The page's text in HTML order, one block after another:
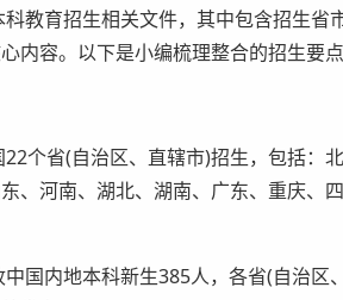
育招生相关文件，其中包含招生省
内容。以下是小编梳理整合的招生要
省(自治区、直辖市)招生，包括：
、河南、湖北、湖南、广东、重庆、
内地本科新生385人，各省(自治区